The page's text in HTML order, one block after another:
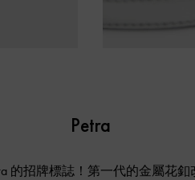
Petra
的招牌標誌！第一代的金屬花